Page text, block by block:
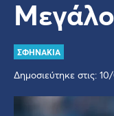
ΣΦΗΝΑΚΙΑ
Δημοσιεύτηκε στις: